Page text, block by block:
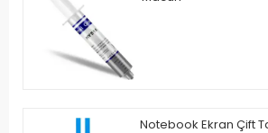
Notebook Ekran Çift